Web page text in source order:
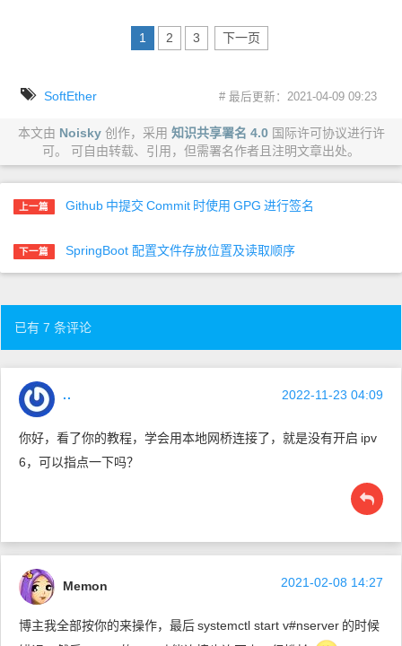
1 2 3 下一页
SoftEther # 最后更新：2021-04-09 09:23
本文由 Noisky创作，采用 知识共享署名 4.0国际许可协议进行许
可。 可自由转载、引用，但需署名作者且注明文章出处。
上一篇 Github 中提交 Commit 时使用 GPG 进行签名
下一篇 SpringBoot 配置文件存放位置及读取顺序
已有 7 条评论
·· 2022-11-23 04:09
你好，看了你的教程，学会用本地网桥连接了，就是没有开启 ipv
6，可以指点一下吗？
Memon 2021-02-08 14:27
博主我全部按你的来操作，最后systemctl start v#nserver 的时候